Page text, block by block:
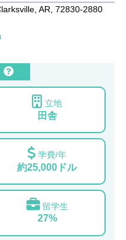
AR, 72830-2880
立地
田舎
学費/年
約25,000ドル
留学生
27%